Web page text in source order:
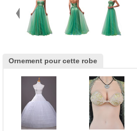
Ornement pour cette robe